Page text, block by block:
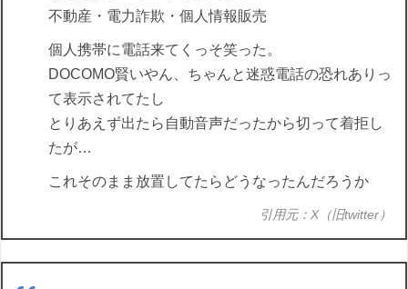
不動産・電力詐欺・個人情報販売
個人携帯に電話来てくっそ笑った。
DOCOMO賢いやん、ちゃんと迷惑電話の恐れありっ
て表示されてたし
とりあえず出たら自動音声だったから切って着拒し
たが…
これそのまま放置してたらどうなったんだろうか
引用元：X（旧twitter）